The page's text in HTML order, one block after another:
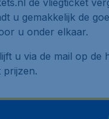
dé vliegticket
u gemakkelijk de
u onder elkaar.
u via de mail op
prijzen.